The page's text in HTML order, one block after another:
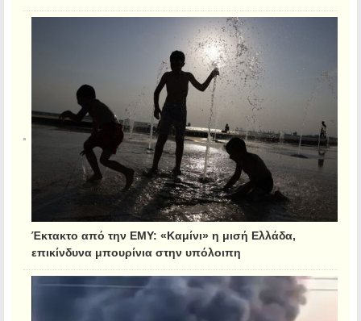
Έκτακτο από την ΕΜΥ: «Καμίνι» η μισή Ελλάδα,
επικίνδυνα μπουρίνια στην υπόλοιπη